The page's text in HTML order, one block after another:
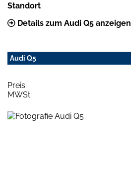
Standort
Details zum Audi Q5 anzeigen
Audi Q5
Preis:
MWSt: